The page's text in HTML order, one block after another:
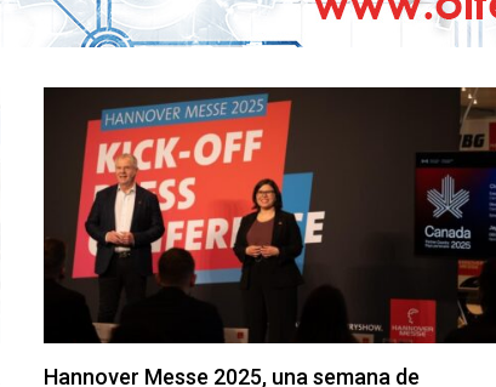
KLLT…
Hannover Messe 2025, una semana de